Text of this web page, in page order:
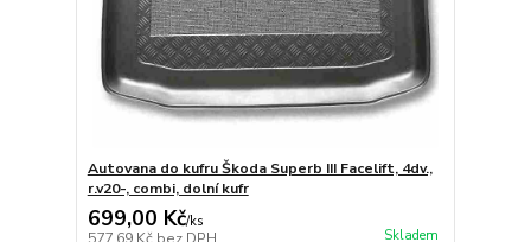
Autovana do kufru Škoda Superb III Facelift, 4dv.,
r.v20-, combi, dolní kufr
699,00 Kč/ks
577,69 Kč bez DPH Skladem